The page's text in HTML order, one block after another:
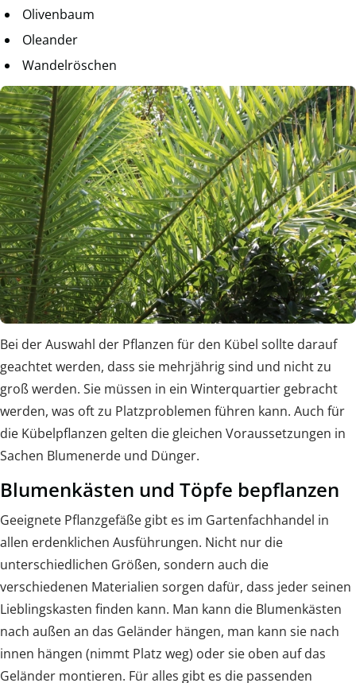
Olivenbaum
Oleander
Wandelröschen
Bei der Auswahl der Pflanzen für den Kübel sollte darauf
geachtet werden, dass sie mehrjährig sind und nicht zu
groß werden. Sie müssen in ein Winterquartier gebracht
werden, was oft zu Platzproblemen führen kann. Auch für
die Kübelpflanzen gelten die gleichen Voraussetzungen in
Sachen Blumenerde und Dünger.
Blumenkästen und Töpfe bepflanzen
Geeignete Pflanzgefäße gibt es im Gartenfachhandel in
allen erdenklichen Ausführungen. Nicht nur die
unterschiedlichen Größen, sondern auch die
verschiedenen Materialien sorgen dafür, dass jeder seinen
Lieblingskasten finden kann. Man kann die Blumenkästen
nach außen an das Geländer hängen, man kann sie nach
innen hängen (nimmt Platz weg) oder sie oben auf das
Geländer montieren. Für alles gibt es die passenden